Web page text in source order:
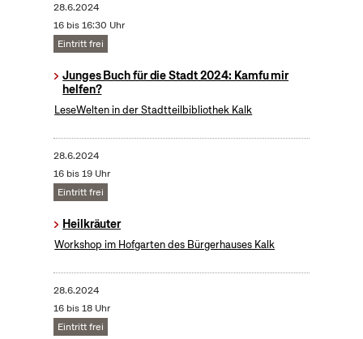
28.6.2024
16 bis 16:30 Uhr
Eintritt frei
Junges Buch für die Stadt 2024: Kamfu mir
helfen?
LeseWelten in der Stadtteilbibliothek Kalk
28.6.2024
16 bis 19 Uhr
Eintritt frei
Heilkräuter
Workshop im Hofgarten des Bürgerhauses Kalk
28.6.2024
16 bis 18 Uhr
Eintritt frei